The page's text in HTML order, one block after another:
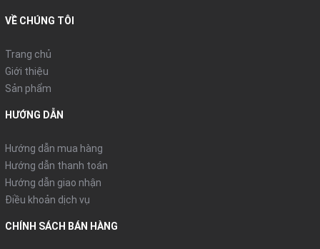
vải thun mè 4 chiều , thấm hút mồ hôi cực tốt
Thích hợp các môn vận động như: Bóng đá, bóng ném, bóng
chuyền, cầu lông...
Được in theo dây chuyền công nghệ khép kín chuyên nghiệp,
không bong tróc hoặc bạc màu
luôn sắc nét. Bạn cần lưu ý những điều sau:
- Thun mè thường không thấm nước và dễ giặt sạch không
cần thiết giặt quá lâu trong máy.
- Không nên ngâm quần áo lâu trong nước, hoặc để nơi ẩm
- Hạn chế sấy khô.
VỀ CHÚNG TÔI
Trang chủ
Giới thiệu
Sản phẩm
HƯỚNG DẪN
Hướng dẫn mua hàng
Hướng dẫn thanh toán
Hướng dẫn giao nhận
Điều khoản dịch vụ
CHÍNH SÁCH BÁN HÀNG